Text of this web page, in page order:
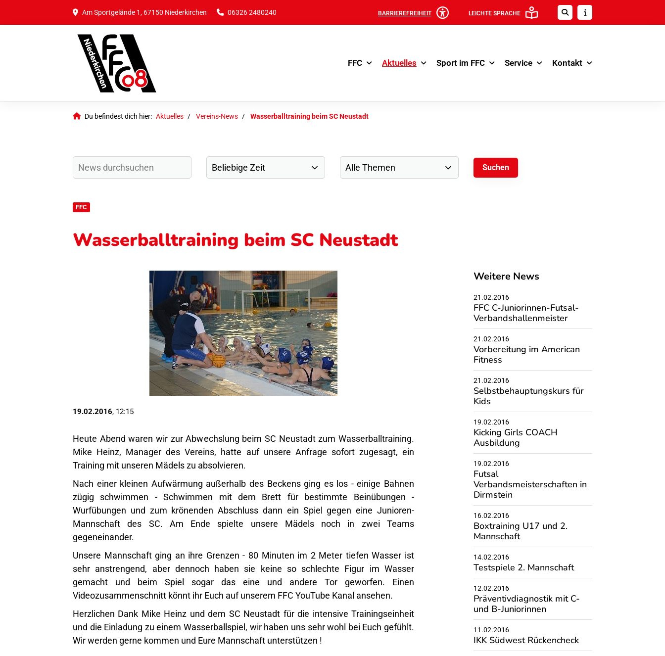
Am Sportgelände 1, 67150 Niederkirchen 06326 2480240 BARRIEREFREIHEIT LEICHTE SPRACHE
FFC Aktuelles Sport im FFC Service Kontakt
Du befindest dich hier: Aktuelles Vereins-News Wasserballtraining beim SC Neustadt
FFC
Wasserballtraining beim SC Neustadt
19.02.2016, 12:15
Heute Abend waren wir zur Abwechslung beim SC Neustadt zum Wasserballtraining.
Mike Heinz, Manager des Vereins, hatte auf unsere Anfrage sofort zugesagt, ein
Training mit unseren Mädels zu absolvieren.
Nach einer kleinen Aufwärmung außerhalb des Beckens ging es los - einige Bahnen
zügig schwimmen - Schwimmen mit dem Brett für bestimmte Beinübungen -
Wurfübungen und zum krönenden Abschluss dann ein Spiel gegen eine Junioren-
Mannschaft des SC. Am Ende spielte unsere Mädels noch in zwei Teams
gegeneinander.
Unsere Mannschaft ging an ihre Grenzen - 80 Minuten im 2 Meter tiefen Wasser ist
sehr anstrengend, aber dennoch haben sie keine so schlechte Figur im Wasser
gemacht und beim Spiel sogar das eine und andere Tor geworfen. Einen
Videozusammenschnitt könnt ihr Euch auf unserem FFC YouTube Kanal ansehen.
Herzlichen Dank Mike Heinz und dem SC Neustadt für die intensive Trainingseinheit
und die Einladung zu einem Wasserballspiel, wir haben uns sehr wohl bei Euch gefühlt.
Wir werden gerne kommen und Eure Mannschaft unterstützen !
Weitere News
21.02.2016
FFC C-Juniorinnen-Futsal-
Verbandshallenmeister
21.02.2016
Vorbereitung im American
Fitness
21.02.2016
Selbstbehauptungskurs für
Kids
19.02.2016
Kicking Girls COACH
Ausbildung
19.02.2016
Futsal
Verbandsmeisterschaften in
Dirmstein
16.02.2016
Boxtraining U17 und 2.
Mannschaft
14.02.2016
Testspiele 2. Mannschaft
12.02.2016
Präventivdiagnostik mit C-
und B-Juniorinnen
11.02.2016
IKK Südwest Rückencheck